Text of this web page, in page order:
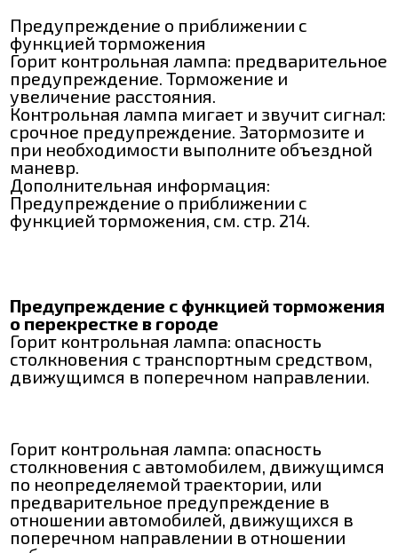
Предупреждение о приближении с
функцией торможения
Горит контрольная лампа: предварительное
предупреждение. Торможение и
увеличение расстояния.
Контрольная лампа мигает и звучит сигнал:
срочное предупреждение. Затормозите и
при необходимости выполните объездной
маневр.
Дополнительная информация:
Предупреждение о приближении с
функцией торможения, см. стр. 214.
Предупреждение с функцией торможения
о перекрестке в городе
Горит контрольная лампа: опасность
столкновения с транспортным средством,
движущимся в поперечном направлении.
Горит контрольная лампа: опасность
столкновения с автомобилем, движущимся
по неопределяемой траектории, или
предварительное предупреждение в
отношении автомобилей, движущихся в
поперечном направлении в отношении